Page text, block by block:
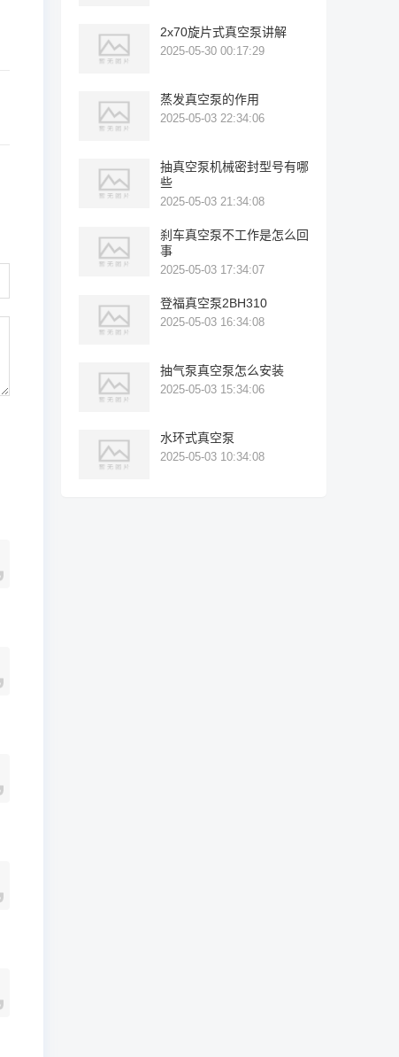
2x70旋片式真空泵讲解
2025-05-30 00:17:29
蒸发真空泵的作用
2025-05-03 22:34:06
抽真空泵机械密封型号有哪
些
2025-05-03 21:34:08
刹车真空泵不工作是怎么回
事
2025-05-03 17:34:07
登福真空泵2BH310
2025-05-03 16:34:08
抽气泵真空泵怎么安装
2025-05-03 15:34:06
水环式真空泵
2025-05-03 10:34:08